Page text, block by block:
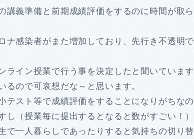
講義準備と前期成績評価をするのに時間が取ら
ナ感染者がまた増加しており、先行き不透明で
ライン授業で行う事を決定したと聞いています
ので可哀想だな～と思います。
テスト等で成績評価をすることになりがちなの
（授業毎に提出するとなると数がすごい！）
で一人暮らしであったりすると気持ちの切り替